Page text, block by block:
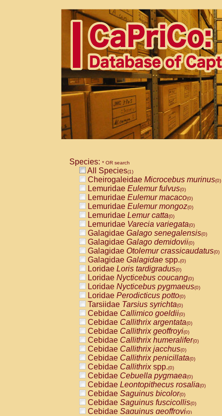
Species: * OR search
All Species(1)
Cheirogaleidae Microcebus murinus(0)
Lemuridae Eulemur fulvus(0)
Lemuridae Eulemur macaco(0)
Lemuridae Eulemur mongoz(0)
Lemuridae Lemur catta(0)
Lemuridae Varecia variegata(0)
Galagidae Galago senegalensis(0)
Galagidae Galago demidovii(0)
Galagidae Otolemur crassicaudatus(0)
Galagidae Galagidae spp.(0)
Loridae Loris tardigradus(0)
Loridae Nycticebus coucang(0)
Loridae Nycticebus pygmaeus(0)
Loridae Perodicticus potto(0)
Tarsiidae Tarsius syrichta(0)
Cebidae Callimico goeldii(0)
Cebidae Callithrix argentata(0)
Cebidae Callithrix geoffroyi(0)
Cebidae Callithrix humeralifer(0)
Cebidae Callithrix jacchus(0)
Cebidae Callithrix penicillata(0)
Cebidae Callithrixspp.(0)
Cebidae Cebuella pygmaea(0)
Cebidae Leontopithecus rosalia(0)
Cebidae Saguinus bicolor(0)
Cebidae Saguinus fuscicollis(0)
Cebidae Saguinus geoffroyi(0)